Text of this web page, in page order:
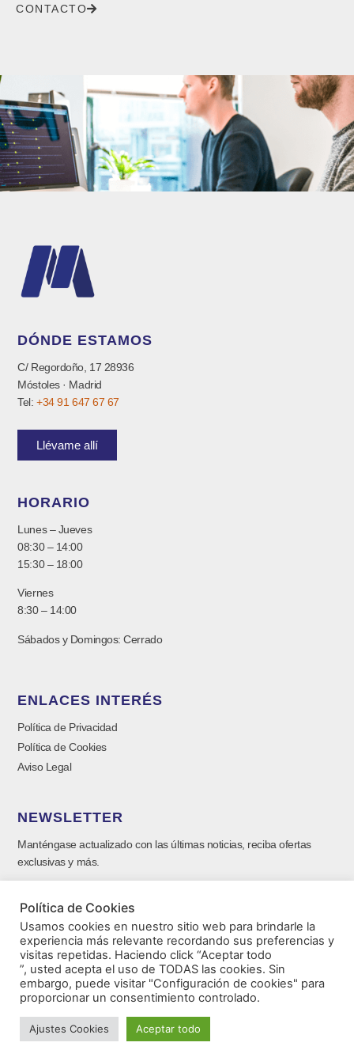
CONTACTO
DÓNDE ESTAMOS
C/ Regordoño, 17 28936
Móstoles · Madrid
Tel:+34 91 647 67 67
Llévame allí
HORARIO
Lunes – Jueves
08:30 – 14:00
15:30 – 18:00
Viernes
8:30 – 14:00
Sábados y Domingos: Cerrado
ENLACES INTERÉS
Política de Privacidad
Política de Cookies
Aviso Legal
NEWSLETTER
Manténgase actualizado con las últimas noticias, reciba ofertas
exclusivas y más.
SUSCRIBIRSE ⟶
Política de Cookies
Usamos cookies en nuestro sitio web para brindarle la
experiencia más relevante recordando sus preferencias y
visitas repetidas. Haciendo click “Aceptar todo
”, usted acepta el uso de TODAS las cookies. Sin
embargo, puede visitar "Configuración de cookies" para
proporcionar un consentimiento controlado.
Ajustes Cookies Aceptar todo